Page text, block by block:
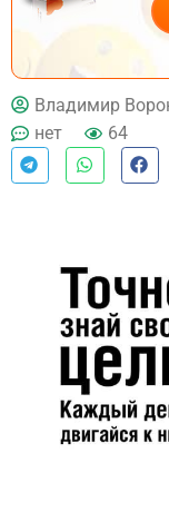
ДЕЙСТВУЙ
Владимир
нет
64